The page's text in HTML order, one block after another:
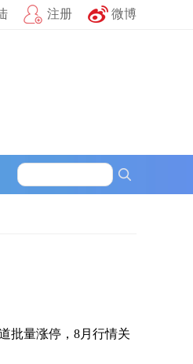
注册 微博
批量涨停，8月行情关
财富号